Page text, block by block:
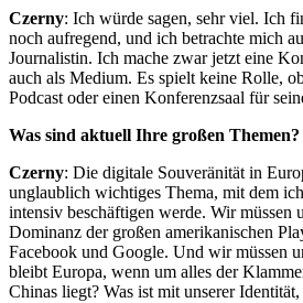
Czerny: Ich würde sagen, sehr viel. Ich
noch aufregend, und ich betrachte mich
Journalistin. Ich mache zwar jetzt eine
auch als Medium. Es spielt keine Rolle,
Podcast oder einen Konferenzsaal für
Was sind aktuell Ihre großen Themen?
Czerny: Die digitale Souveränität in
unglaublich wichtiges Thema, mit dem
intensiv beschäftigen werde. Wir müssen
Dominanz der großen amerikanischen
Facebook und Google. Und wir müssen
bleibt Europa, wenn um alles der
Chinas liegt? Was ist mit unserer